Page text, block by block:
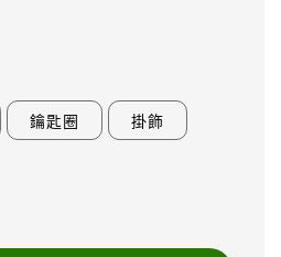
鑰匙圈 掛飾